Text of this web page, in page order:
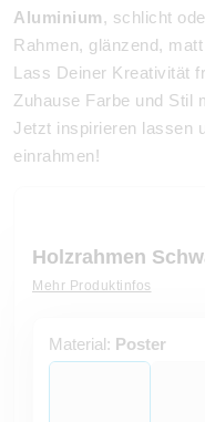
Aluminium, schlicht
Rahmen, glänzend,
Lass Deiner Kreativität
Zuhause Farbe und Stil
Jetzt inspirieren lassen
einrahmen!
Holzrahmen
Mehr Produktinfos
Material: Poster